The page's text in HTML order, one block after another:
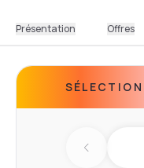
Présentation Offres
Previous